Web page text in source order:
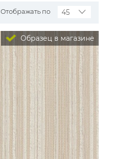
Отображать по 45
Образец в магазине